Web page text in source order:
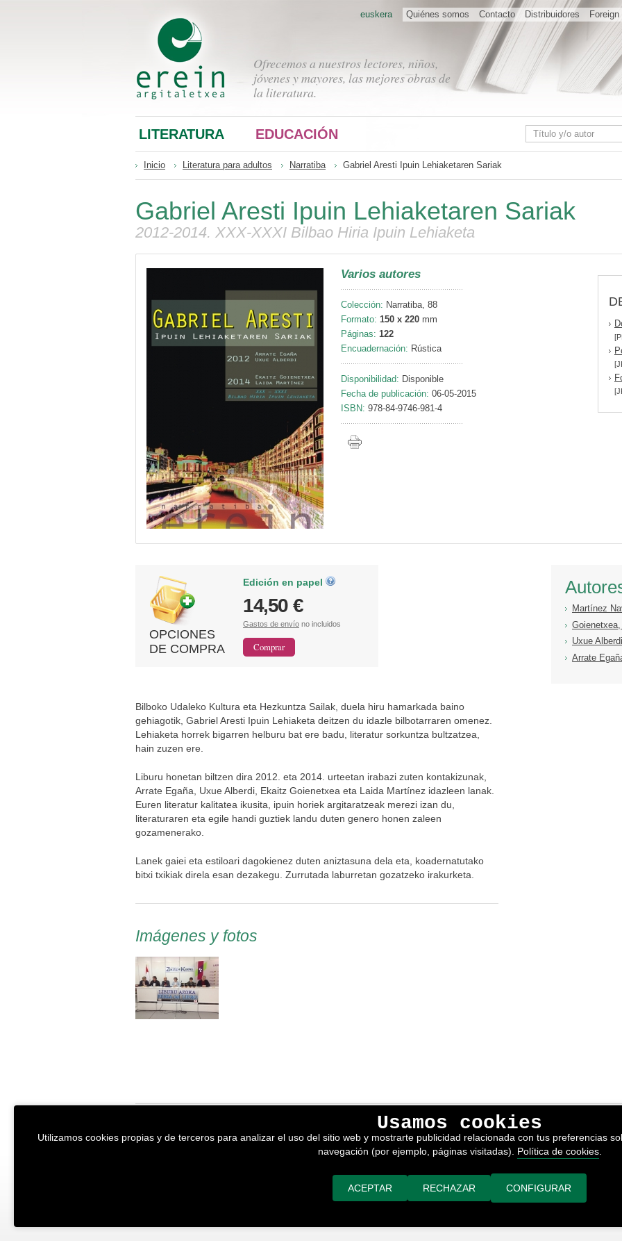
Ofrecemos a nuestros lectores, niños,
jóvenes y mayores, las mejores obras de
la literatura.
Quiénes somos Contacto Distribuidores Foreign
euskera
LITERATURA EDUCACIÓN
Inicio Literatura para adultos Narratiba Gabriel Aresti Ipuin Lehiaketaren Sariak
Gabriel Aresti Ipuin Lehiaketaren Sariak
2012-2014. XXX-XXXI Bilbao Hiria Ipuin Lehiaketa
Varios autores
Colección: Narratiba, 88
Formato: 150 x 220 mm
Páginas: 122
Encuadernación: Rústica
Disponibilidad: Disponible
Fecha de publicación: 06-05-2015
ISBN: 978-84-9746-981-4
OPCIONES
DE COMPRA
Edición en papel
14,50 €
Gastos de envío no incluidos
Bilboko Udaleko Kultura eta Hezkuntza Sailak, duela hiru hamarkada baino
gehiagotik, Gabriel Aresti Ipuin Lehiaketa deitzen du idazle bilbotarraren omenez.
Lehiaketa horrek bigarren helburu bat ere badu, literatur sorkuntza bultzatzea,
hain zuzen ere.
Liburu honetan biltzen dira 2012. eta 2014. urteetan irabazi zuten kontakizunak,
Arrate Egaña, Uxue Alberdi, Ekaitz Goienetxea eta Laida Martínez idazleen lanak.
Euren literatur kalitatea ikusita, ipuin horiek argitaratzeak merezi izan du,
literaturaren eta egile handi guztiek landu duten genero honen zaleen
gozamenerako.
Lanek gaiei eta estiloari dagokienez duten aniztasuna dela eta, koadernatutako
bitxi txikiak direla esan dezakegu. Zurrutada laburretan gozatzeko irakurketa.
Imágenes y fotos
Martínez
Uxue Alberdi
Arrate
Tolosa etorbidea 107.
Aviso legal y política de privacidad
Política de Cookies
Condiciones generales de venta
Usamos cookies
Utilizamos cookies propias y de terceros para analizar el uso del sitio web y mostrarte publicidad relacionada con tus preferencias
navegación (por ejemplo, páginas visitadas). Política de cookies.
CONFIGURAR
RECHAZAR
ACEPTAR